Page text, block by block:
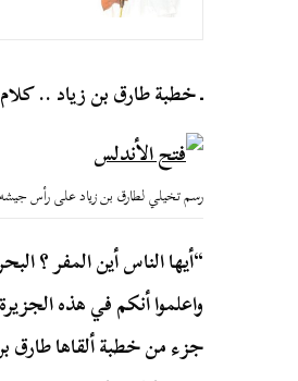
ـ خطبة طارق بن زياد ..
رسم تخيلي لطارق بن زياد على رأس
“أيها الناس أين المفر ؟
واعلموا أنكم في هذه
جزء من خطبة ألقاها طارق